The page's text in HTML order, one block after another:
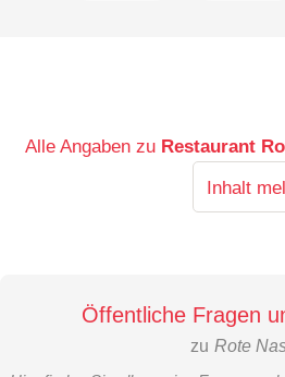
Alle Angaben zu Restaurant
Inhalt
Öffentliche Fragen
zu Rote